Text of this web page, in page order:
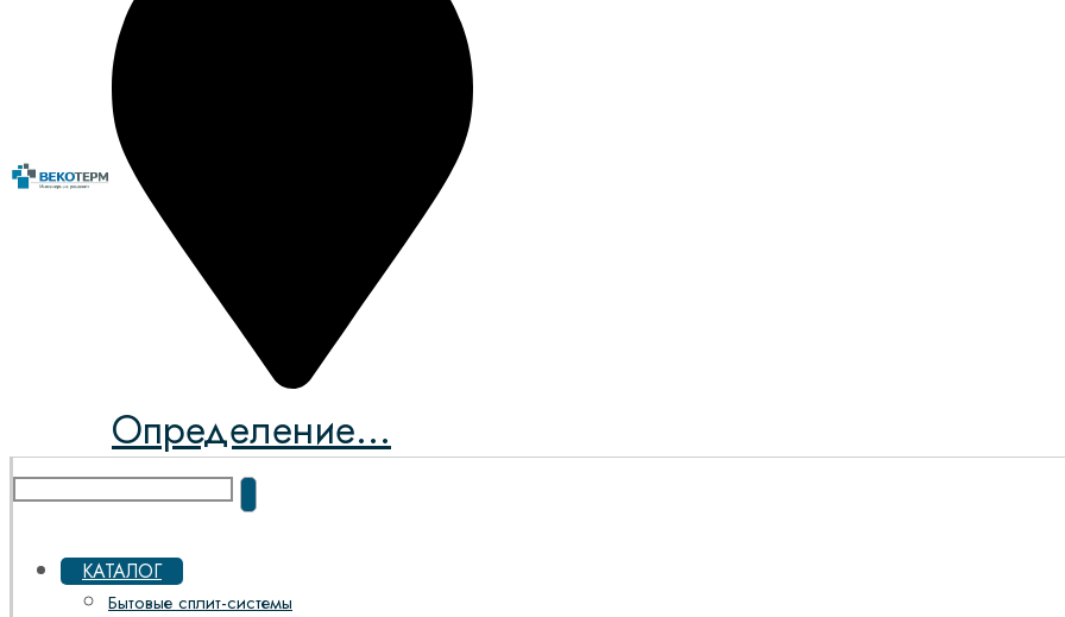
Определение...
КАТАЛОГ
Бытовые сплит-системы